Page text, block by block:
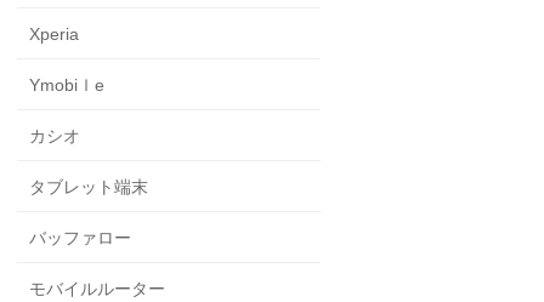
Xperia
Ymobiｌe
カシオ
タブレット端末
バッファロー
モバイルルーター